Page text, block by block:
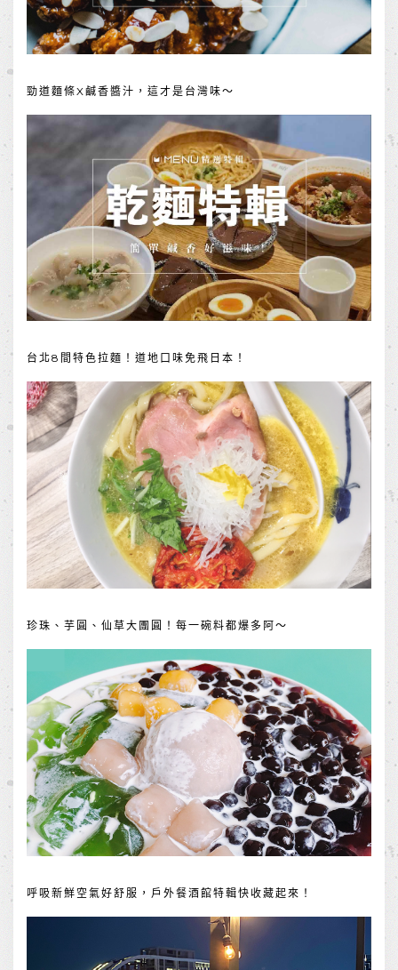
勁道麵條X鹹香醬汁，這才是台灣味～
台北8間特色拉麵！道地口味免飛日本！
珍珠、芋圓、仙草大團圓！每一碗料都爆多阿～
呼吸新鮮空氣好舒服，戶外餐酒館特輯快收藏起來！